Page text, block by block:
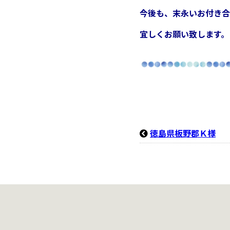
今後も、末永いお付き
宜しくお願い致します。
徳島県板野郡Ｋ様